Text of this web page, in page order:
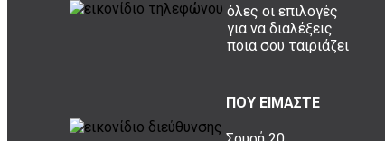
όλες οι επιλογές
για να διαλέξεις
ποια σου ταιριάζει
ΠΟΥ ΕΙΜΑΣΤΕ